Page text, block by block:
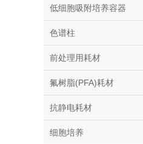
低细胞吸附培养容器
色谱柱
前处理用耗材
氟树脂(PFA)耗材
抗静电耗材
细胞培养